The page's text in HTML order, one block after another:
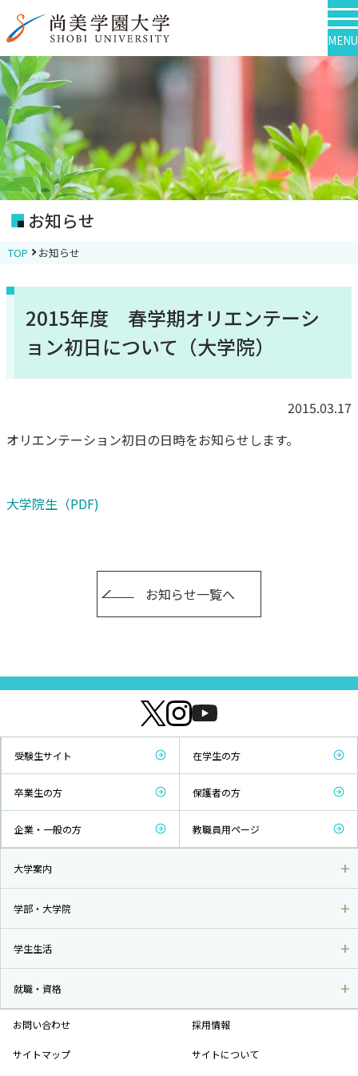
MENU
お知らせ
TOP お知らせ
2015年度 春学期オリエンテーシ
ョン初日について（大学院）
2015.03.17
オリエンテーション初日の日時をお知らせします。
大学院生（PDF)
お知らせ一覧へ
受験生サイト 在学生の方
卒業生の方 保護者の方
企業・一般の方 教職員用ページ
大学案内
学部・大学院
学生生活
就職・資格
お問い合わせ 採用情報
サイトマップ サイトについて